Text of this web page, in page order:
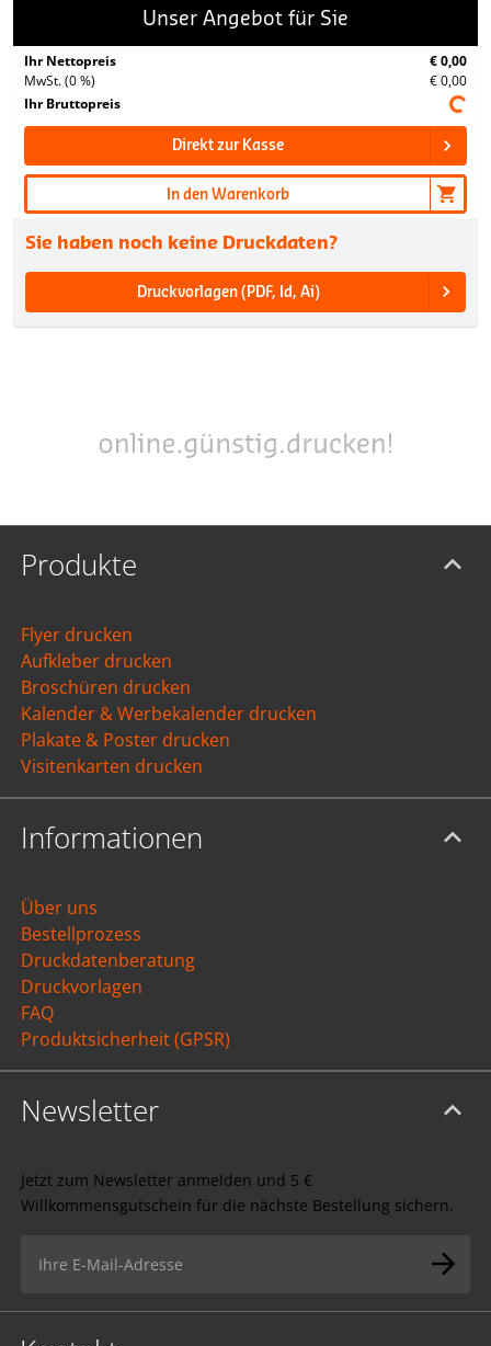
Unser Angebot für Sie
Ihr Nettopreis
€ 0,00
MwSt. (0 %)
€ 0,00
Ihr Bruttopreis
Direkt zur Kasse
In den Warenkorb
Sie haben noch keine Druckdaten?
Druckvorlagen (PDF, Id, Ai)
Produkte
Flyer drucken
Aufkleber drucken
Broschüren drucken
Kalender & Werbekalender drucken
Plakate & Poster drucken
Visitenkarten drucken
Informationen
Über uns
Bestellprozess
Druckdatenberatung
Druckvorlagen
FAQ
Produktsicherheit (GPSR)
Newsletter
Jetzt zum Newsletter anmelden und 5 €
Willkommensgutschein für die nächste Bestellung sichern.